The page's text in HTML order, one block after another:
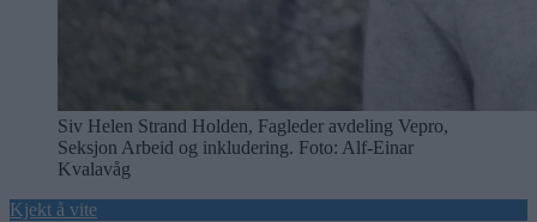
Siv Helen Strand Holden, Fagleder avdeling Vepro,
Seksjon Arbeid og inkludering. Foto: Alf-Einar
Kvalavåg
Kjekt å vite